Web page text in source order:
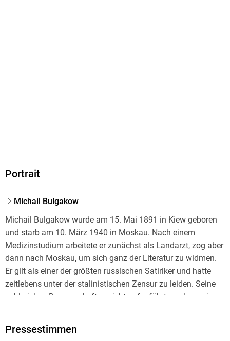
Portrait
Michail Bulgakow
Michail Bulgakow wurde am 15. Mai 1891 in Kiew geboren
und starb am 10. März 1940 in Moskau. Nach einem
Medizinstudium arbeitete er zunächst als Landarzt, zog aber
dann nach Moskau, um sich ganz der Literatur zu widmen.
Er gilt als einer der größten russischen Satiriker und hatte
zeitlebens unter der stalinistischen Zensur zu leiden. Seine
zahlreichen Dramen durften nicht aufgeführt werden, seine
veröffentlicht werden.
Pressestimmen